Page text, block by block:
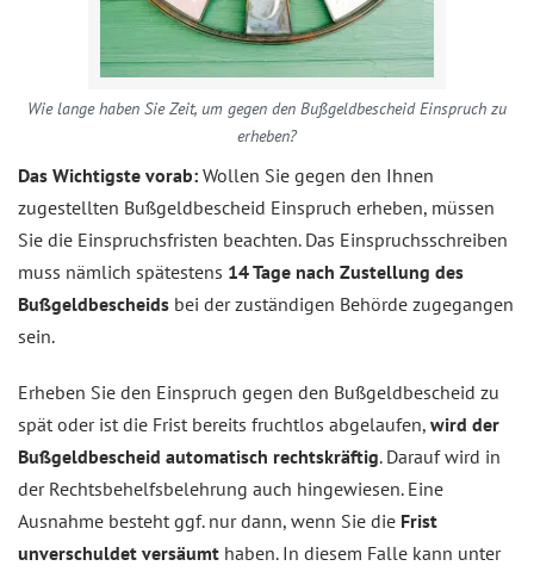
Wie lange haben Sie Zeit, um gegen den Bußgeldbescheid Einspruch zu
erheben?
Das Wichtigste vorab: Wollen Sie gegen den Ihnen
zugestellten Bußgeldbescheid Einspruch erheben, müssen
Sie die Einspruchsfristen beachten. Das Einspruchsschreiben
muss nämlich spätestens 14 Tage nach Zustellung des
Bußgeldbescheids bei der zuständigen Behörde zugegangen
sein.
Erheben Sie den Einspruch gegen den Bußgeldbescheid zu
spät oder ist die Frist bereits fruchtlos abgelaufen, wird der
Bußgeldbescheid automatisch rechtskräftig. Darauf wird in
der Rechtsbehelfsbelehrung auch hingewiesen. Eine
Ausnahme besteht ggf. nur dann, wenn Sie die Frist
unverschuldet versäumt haben. In diesem Falle kann unter